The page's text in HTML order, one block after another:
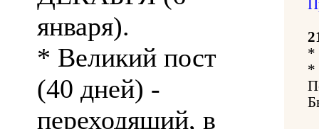
января).
* Великий пост
(40 дней) -
переходящий, в
*
*